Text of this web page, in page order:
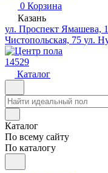
0 Корзина
Казань
ул. Проспект Ямашева,
Чистопольская, 75 ул.
14529
Каталог
Каталог
По всему сайту
По каталогу